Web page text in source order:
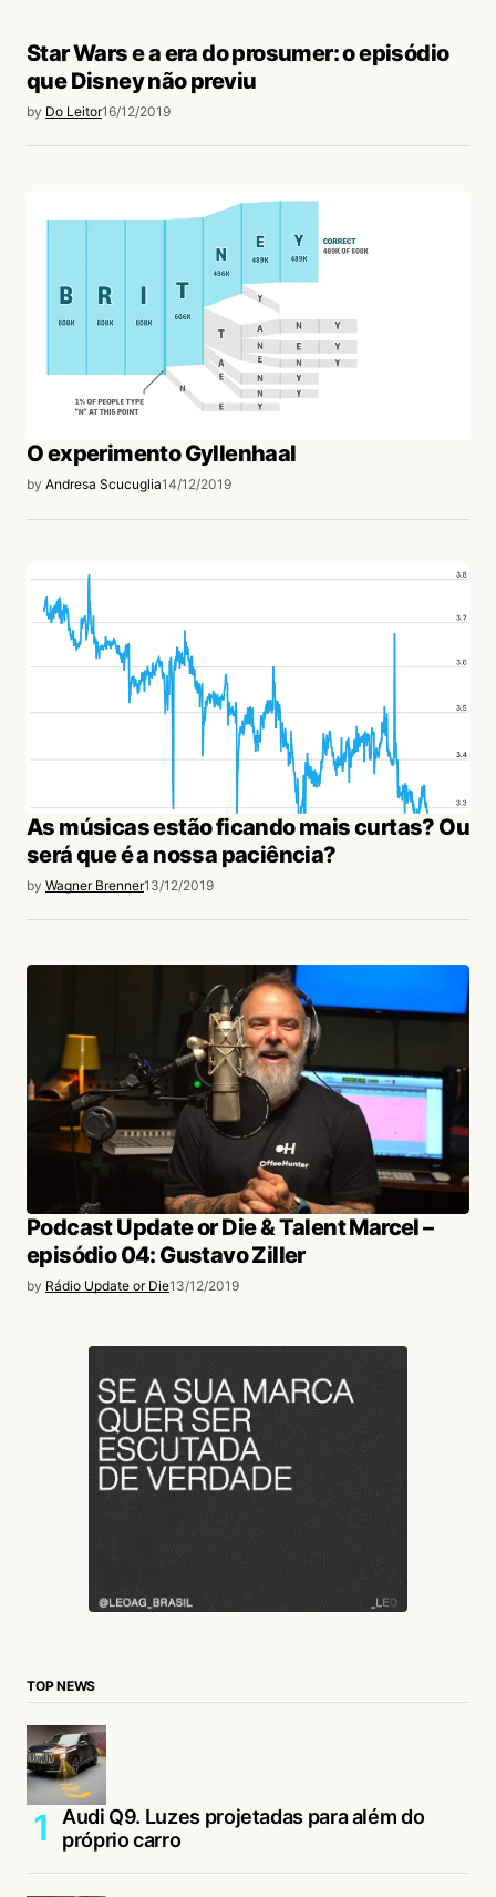
Star Wars e a era do prosumer: o episódio
que Disney não previu
by Do Leitor16/12/2019
O experimento Gyllenhaal
by Andresa Scucuglia14/12/2019
As músicas estão ficando mais curtas? Ou
será que é a nossa paciência?
by Wagner Brenner13/12/2019
Podcast Update or Die & Talent Marcel –
episódio 04: Gustavo Ziller
by Rádio Update or Die13/12/2019
TOP NEWS
Audi Q9. Luzes projetadas para além do
próprio carro